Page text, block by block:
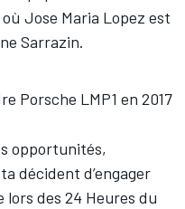
Jose Maria Lopez est
Sarrazin.
Porsche LMP1 en 2017
opportunités,
décident d’engager
des 24 Heures du